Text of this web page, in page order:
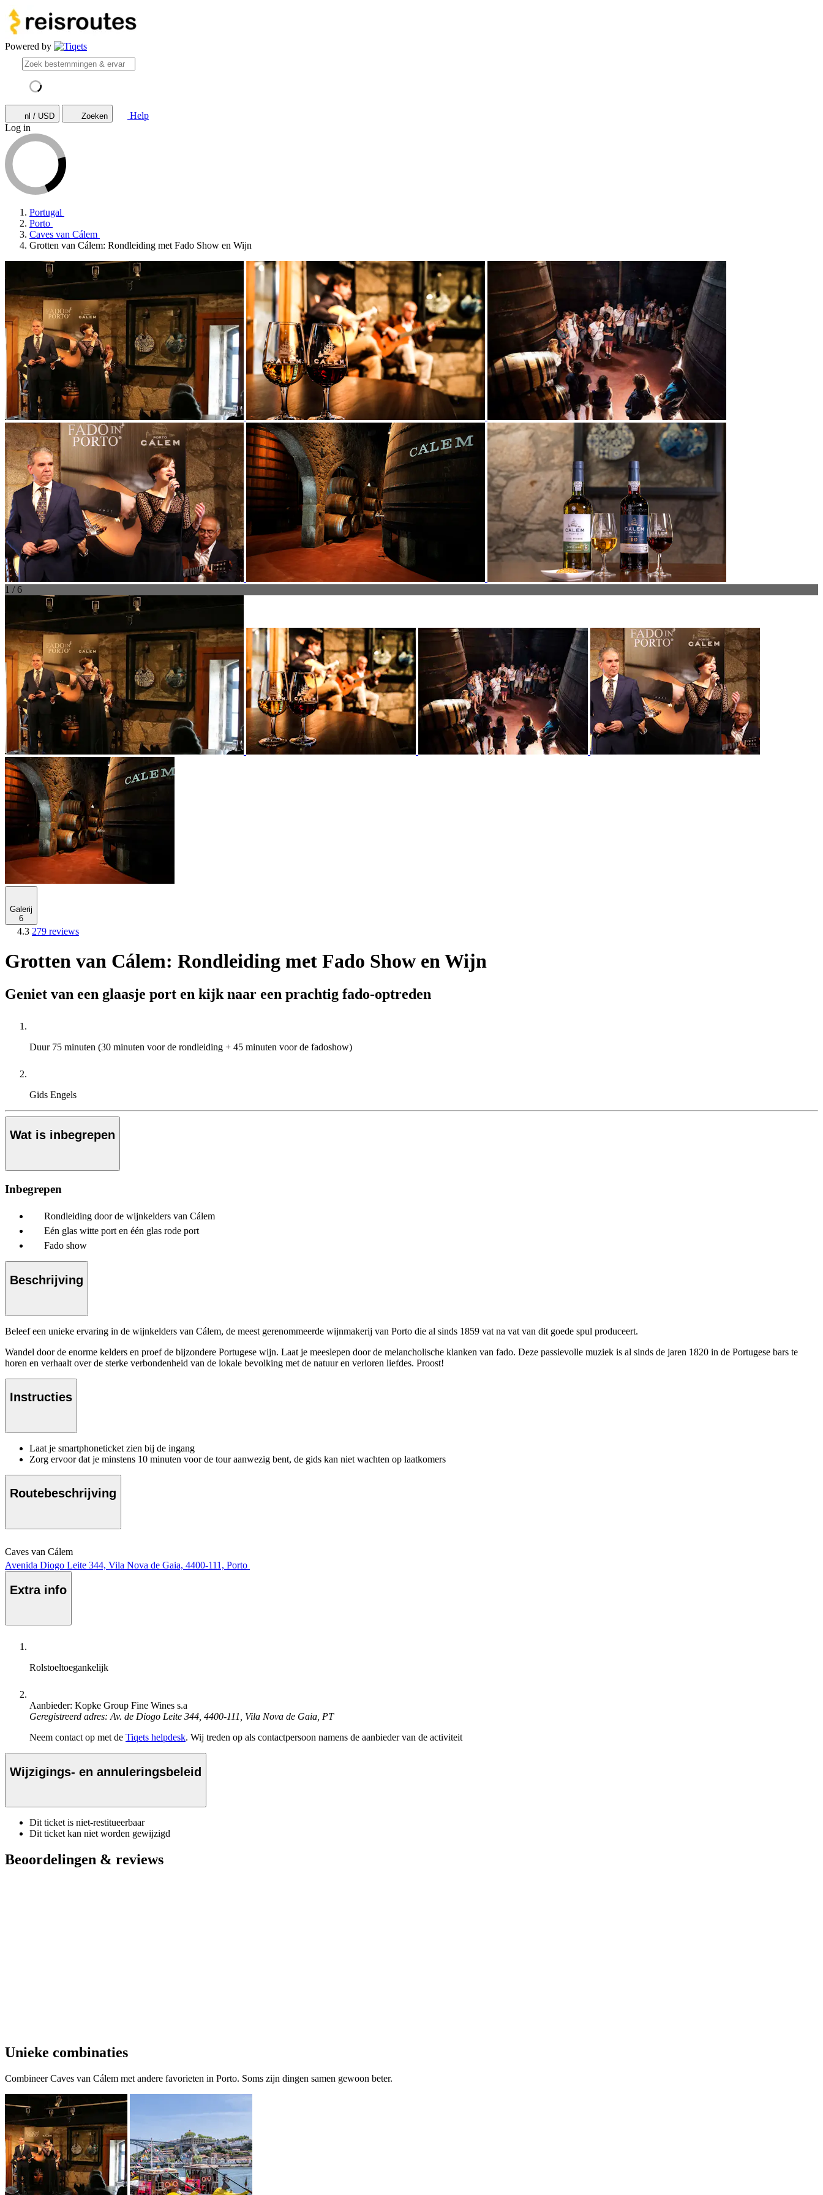
Powered by
nl / USD Zoeken
Help
Log in
Portugal
Porto
Caves van Cálem
Grotten van Cálem: Rondleiding met Fado Show en Wijn
1 / 6
Galerij
6
4.3 279 reviews
Grotten van Cálem: Rondleiding met Fado Show en Wijn
Geniet van een glaasje port en kijk naar een prachtig fado-optreden
Duur 75 minuten (30 minuten voor de rondleiding + 45 minuten voor de fadoshow)
Gids Engels
Wat is inbegrepen
Inbegrepen
Rondleiding door de wijnkelders van Cálem
Eén glas witte port en één glas rode port
Fado show
Beschrijving
Beleef een unieke ervaring in de wijnkelders van Cálem, de meest gerenommeerde wijnmakerij van Porto die al sinds 1859 vat na vat van dit goede spul produceert.
Wandel door de enorme kelders en proef de bijzondere Portugese wijn. Laat je meeslepen door de melancholische klanken van fado. Deze passievolle muziek is al sinds de jaren 1820 in de Portugese bars te
horen en verhaalt over de sterke verbondenheid van de lokale bevolking met de natuur en verloren liefdes. Proost!
Instructies
Laat je smartphoneticket zien bij de ingang
Zorg ervoor dat je minstens 10 minuten voor de tour aanwezig bent, de gids kan niet wachten op laatkomers
Routebeschrijving
Caves van Cálem
Avenida Diogo Leite 344, Vila Nova de Gaia, 4400-111, Porto
Extra info
Rolstoeltoegankelijk
Aanbieder: Kopke Group Fine Wines s.a
Geregistreerd adres: Av. de Diogo Leite 344, 4400-111, Vila Nova de Gaia, PT
Neem contact op met de Tiqets helpdesk. Wij treden op als contactpersoon namens de aanbieder van de activiteit
Wijzigings- en annuleringsbeleid
Dit ticket is niet-restitueerbaar
Dit ticket kan niet worden gewijzigd
Beoordelingen & reviews
Unieke combinaties
Combineer Caves van Cálem met andere favorieten in Porto. Soms zijn dingen samen gewoon beter.